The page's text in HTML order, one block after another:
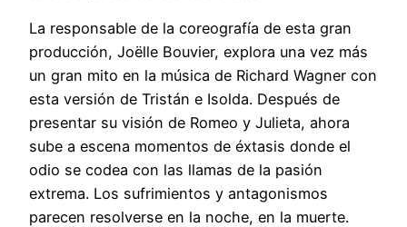
La responsable de la coreografía de esta gran
producción, Joëlle Bouvier, explora una vez más
un gran mito en la música de Richard Wagner con
esta versión de Tristán e Isolda. Después de
presentar su visión de Romeo y Julieta, ahora
sube a escena momentos de éxtasis donde el
odio se codea con las llamas de la pasión
extrema. Los sufrimientos y antagonismos
parecen resolverse en la noche, en la muerte.